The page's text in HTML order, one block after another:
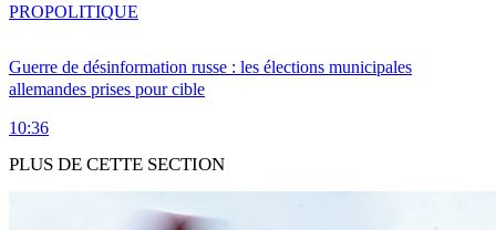
Guerre de désinformation russe : les élections municipales
allemandes prises pour cible
10:36
PROPOLITIQUE
PLUS DE CETTE SECTION